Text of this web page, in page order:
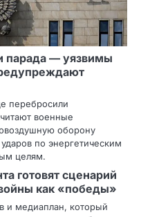
парада — уязвимы
перебросили
военные
оборону
по энергетическим
целям.
готовят сценарий
как «победы»
и медиаплан, который